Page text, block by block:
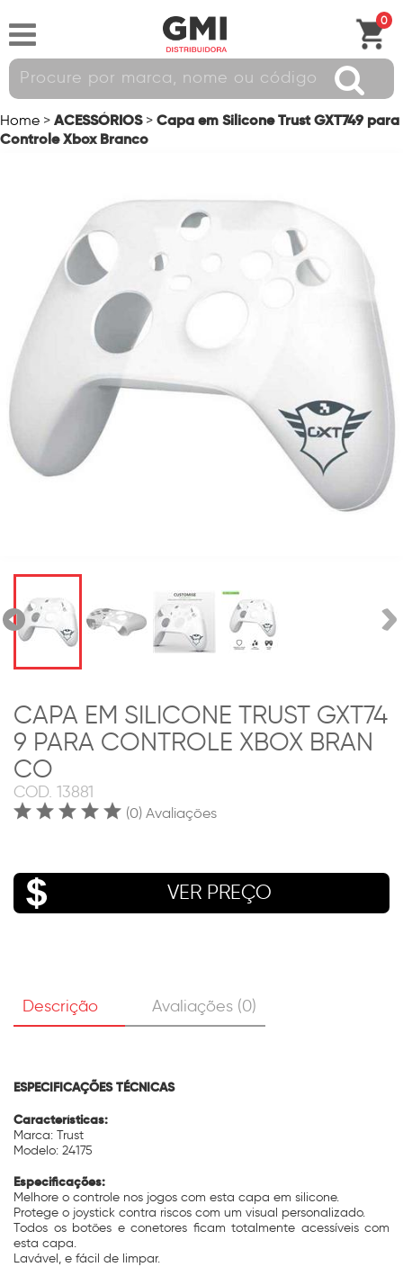
0
Home > ACESSÓRIOS > Capa em Silicone Trust GXT749 para
Controle Xbox Branco
CAPA EM SILICONE TRUST GXT74
9 PARA CONTROLE XBOX BRAN
CO
COD. 13881
(0) Avaliações
VER PREÇO
Descrição Avaliações (0)
ESPECIFICAÇÕES TÉCNICAS
Características:
Marca: Trust
Modelo: 24175
Especificações:
Melhore o controle nos jogos com esta capa em silicone.
Protege o joystick contra riscos com um visual personalizado.
Todos os botões e conetores ficam totalmente acessíveis com
esta capa.
Lavável, e fácil de limpar.